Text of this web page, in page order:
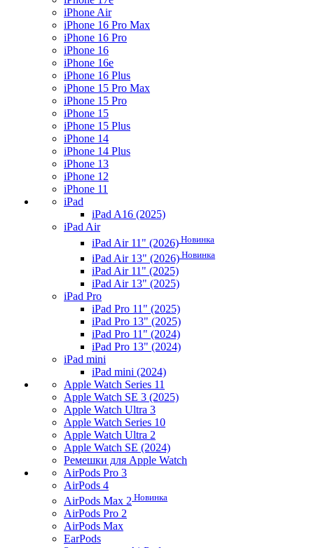
iPhone Air
iPhone 16 Pro Max
iPhone 16 Pro
iPhone 16
iPhone 16e
iPhone 16 Plus
iPhone 15 Pro Max
iPhone 15 Pro
iPhone 15
iPhone 15 Plus
iPhone 14
iPhone 14 Plus
iPhone 13
iPhone 12
iPhone 11
iPad
iPad A16 (2025)
iPad Air
iPad Air 11" (2026) Новинка
iPad Air 13" (2026) Новинка
iPad Air 11" (2025)
iPad Air 13" (2025)
iPad Pro
iPad Pro 11" (2025)
iPad Pro 13" (2025)
iPad Pro 11" (2024)
iPad Pro 13" (2024)
iPad mini
iPad mini (2024)
Apple Watch Series 11
Apple Watch SE 3 (2025)
Apple Watch Ultra 3
Apple Watch Series 10
Apple Watch Ultra 2
Apple Watch SE (2024)
Ремешки для Apple Watch
AirPods Pro 3
AirPods 4
AirPods Max 2 Новинка
AirPods Pro 2
AirPods Max
EarPods